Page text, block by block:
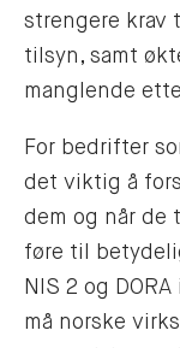
strengere krav
tilsyn, samt
manglende
For bedrifter
det viktig å
dem og når de
føre til
NIS 2 og
må norske